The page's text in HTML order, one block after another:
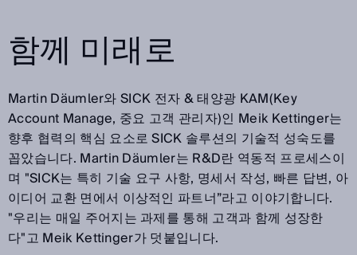
함께 미래로
Martin Däumler와 SICK 전자 & 태양광 KAM(Key
Account Manage, 중요 고객 관리자)인 Meik Kettinger는
향후 협력의 핵심 요소로 SICK 솔루션의 기술적 성숙도를
꼽았습니다. Martin Däumler는 R&D란 역동적 프로세스이
며 "SICK는 특히 기술 요구 사항, 명세서 작성, 빠른 답변, 아
이디어 교환 면에서 이상적인 파트너”라고 이야기합니다.
"우리는 매일 주어지는 과제를 통해 고객과 함께 성장한
다"고 Meik Kettinger가 덧붙입니다.